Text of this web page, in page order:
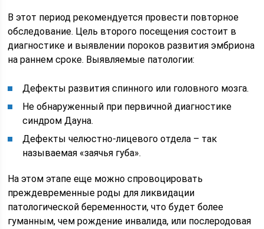
В этот период рекомендуется провести повторное
обследование. Цель второго посещения состоит в
диагностике и выявлении пороков развития эмбриона
на раннем сроке. Выявляемые патологии:
Дефекты развития спинного или головного мозга.
Не обнаруженный при первичной диагностике
синдром Дауна.
Дефекты челюстно-лицевого отдела – так
называемая «заячья губа».
На этом этапе еще можно спровоцировать
преждевременные роды для ликвидации
патологической беременности, что будет более
гуманным, чем рождение инвалида, или послеродовая